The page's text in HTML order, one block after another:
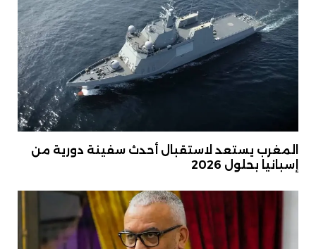
المغرب يستعد لاستقبال أحدث سفينة دورية من
إسبانيا بحلول 2026